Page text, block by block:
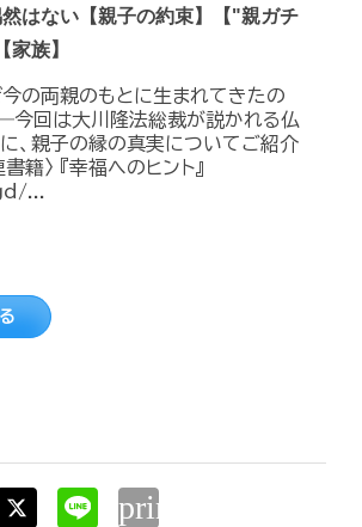
はない【親子の約束】【"親ガチ
家族】
の両親のもとに生まれてきたの
今回は大川隆法総裁が説かれる仏
、親子の縁の真実についてご紹介
書籍〉 『幸福へのヒント』
...
print